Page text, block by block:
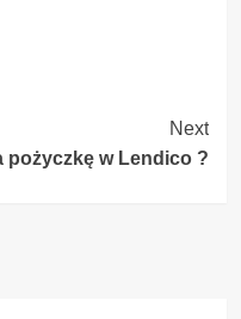
Next
pożyczkę w Lendico ?